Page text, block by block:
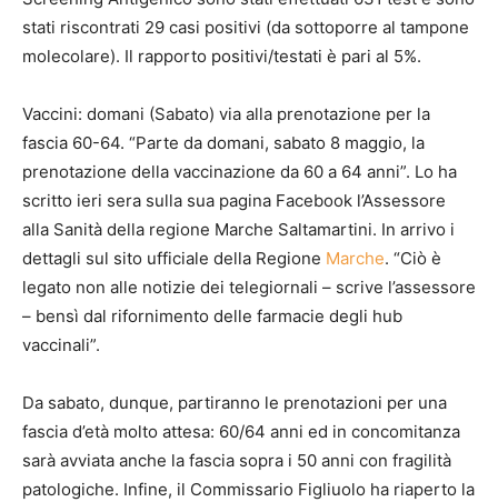
stati riscontrati 29 casi positivi (da sottoporre al tampone
molecolare). Il rapporto positivi/testati è pari al 5%.
Vaccini: domani (Sabato) via alla prenotazione per la
fascia 60-64. “Parte da domani, sabato 8 maggio, la
prenotazione della vaccinazione da 60 a 64 anni”. Lo ha
scritto ieri sera sulla sua pagina Facebook l’Assessore
alla Sanità della regione Marche Saltamartini. In arrivo i
dettagli sul sito ufficiale della Regione Marche. “Ciò è
legato non alle notizie dei telegiornali – scrive l’assessore
– bensì dal rifornimento delle farmacie degli hub
vaccinali”.
Da sabato, dunque, partiranno le prenotazioni per una
fascia d’età molto attesa: 60/64 anni ed in concomitanza
sarà avviata anche la fascia sopra i 50 anni con fragilità
patologiche. Infine, il Commissario Figliuolo ha riaperto la